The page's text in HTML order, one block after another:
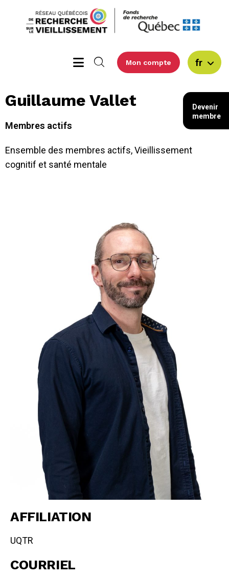
Mon compte fr
Guillaume Vallet
Membres actifs
Ensemble des membres actifs,Vieillissement
cognitif et santé mentale
AFFILIATION
UQTR
COURRIEL
Devenir
membre